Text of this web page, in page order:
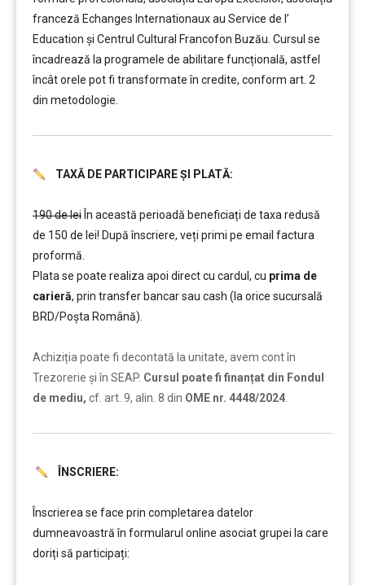
franceză Echanges Internationaux au Service de l’
Education și Centrul Cultural Francofon Buzău. Cursul se
încadrează la programele de abilitare funcțională, astfel
încât orele pot fi transformate în credite, conform art. 2
din metodologie.
TAXĂ DE PARTICIPARE ȘI PLATĂ:
190 de lei În această perioadă beneficiați de taxa redusă
de 150 de lei! După înscriere, veți primi pe email factura
proformă.
Plata se poate realiza apoi direct cu cardul, cu prima de
carieră, prin transfer bancar sau cash (la orice sucursală
BRD/Poșta Română).
Achiziția poate fi decontată la unitate, avem cont în
Trezorerie și în SEAP. Cursul poate fi finanțat din Fondul
de mediu, cf. art. 9, alin. 8 din OME nr. 4448/2024
ÎNSCRIERE:
Înscrierea se face prin completarea datelor
dumneavoastră în formularul online asociat grupei la care
doriți să participați: